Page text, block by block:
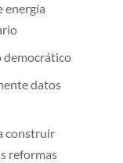
energía
democrático
datos
construir
reformas